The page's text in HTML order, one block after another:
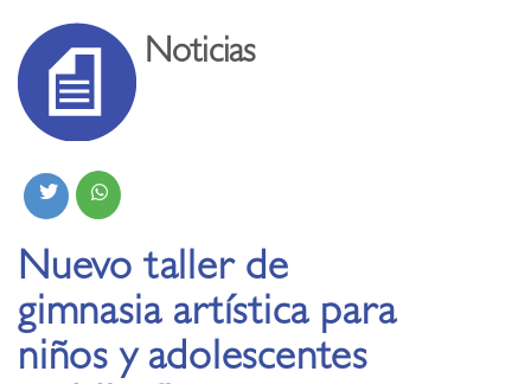
Noticias
Nuevo taller de
gimnasia artística para
niños y adolescentes